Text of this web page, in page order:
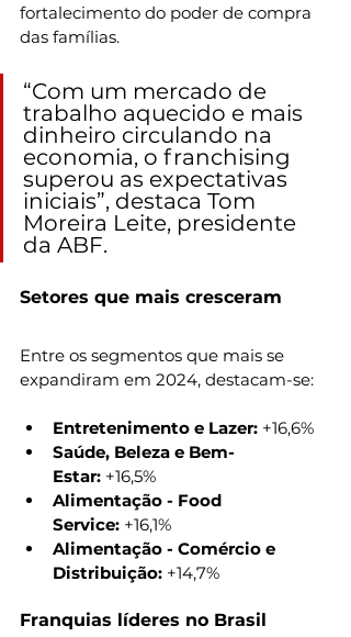
fortalecimento do poder de compra
das famílias.
“Com um mercado de
trabalho aquecido e mais
dinheiro circulando na
economia, o franchising
superou as expectativas
iniciais”, destaca Tom
Moreira Leite, presidente
da ABF.
Setores que mais cresceram
Entre os segmentos que mais se
expandiram em 2024, destacam-se:
Entretenimento e Lazer: +16,6%
Saúde, Beleza e Bem-
Estar: +16,5%
Alimentação - Food
Service: +16,1%
Alimentação - Comércio e
Distribuição: +14,7%
Franquias líderes no Brasil